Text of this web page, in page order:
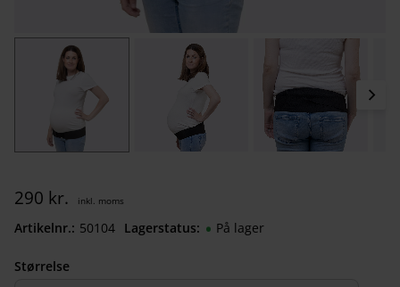
290 kr.
Størrelse
Lagerstatus På lager
Artikelnr. 501040040